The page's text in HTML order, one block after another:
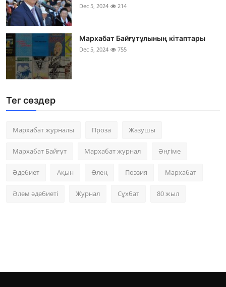
Dec 5, 2024 214
Мархабат Байғұтұлының кітаптары
Dec 5, 2024 755
Тег сөздер
Мархабат журналы Проза Жазушы
Мархабат Байғұт Мархабат журнал Әңгіме
Әдебиет Ақын Өлең Поэзия Мархабат
Әлем әдебиеті Журнал Сұхбат 80 жыл